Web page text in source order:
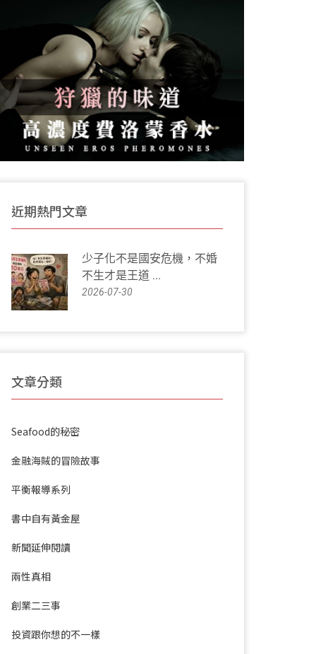
近期熱門文章
少子化不是國安危機，不婚
不生才是王道 ...
2026-07-30
文章分類
Seafood的秘密
金融海賊的冒險故事
平衡報導系列
書中自有黃金屋
新聞延伸閱讀
兩性真相
創業二三事
投資跟你想的不一樣